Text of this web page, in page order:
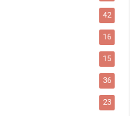
42
16
15
36
23